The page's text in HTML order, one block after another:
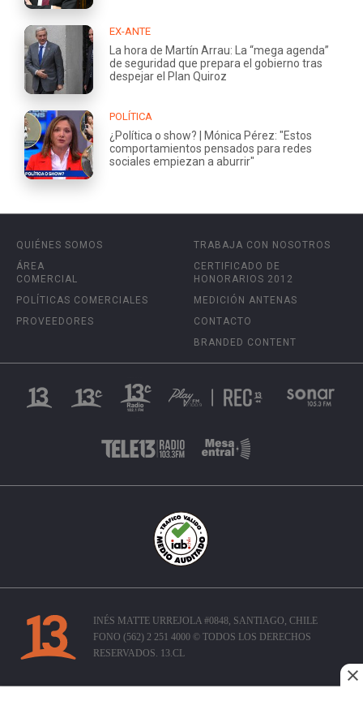
EX-ANTE
La hora de Martín Arrau: La “mega agenda”
de seguridad que prepara el gobierno tras
despejar el Plan Quiroz
POLÍTICA
¿Política o show? | Mónica Pérez: "Estos
comportamientos pensados para redes
sociales empiezan a aburrir"
QUIÉNES SOMOS
ÁREA
COMERCIAL
POLÍTICAS COMERCIALES
PROVEEDORES
TRABAJA CON NOSOTROS
CERTIFICADO DE
HONORARIOS 2012
MEDICIÓN ANTENAS
CONTACTO
BRANDED CONTENT
INÉS MATTE URREJOLA #0848, SANTIAGO, CHILE
FONO (562) 2 251 4000 © TODOS LOS DERECHOS
RESERVADOS. 13.CL